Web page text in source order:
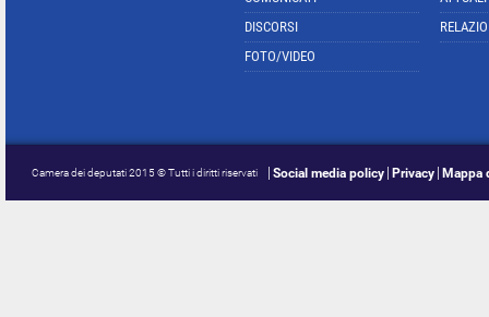
DISCORSI
FOTO/VIDEO
Camera dei deputati 2015 © Tutti i diritti riservati Social media policy Privacy Mappa